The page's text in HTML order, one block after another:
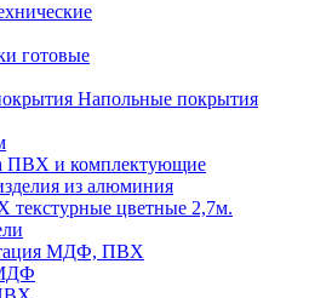
готовые
Напольные покрытия
ПВХ и комплектующие
из алюминия
цветные 2,7м.
МДФ, ПВХ